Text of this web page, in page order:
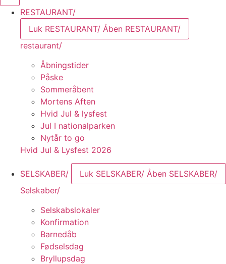
RESTAURANT/
Luk RESTAURANT/ Åben RESTAURANT/
restaurant/
Åbningstider
Påske
Sommeråbent
Mortens Aften
Hvid Jul & lysfest
Jul I nationalparken
Nytår to go
Hvid Jul & Lysfest 2026
SELSKABER/ Luk SELSKABER/ Åben SELSKABER/
Selskaber/
Selskabslokaler
Konfirmation
Barnedåb
Fødselsdag
Bryllupsdag